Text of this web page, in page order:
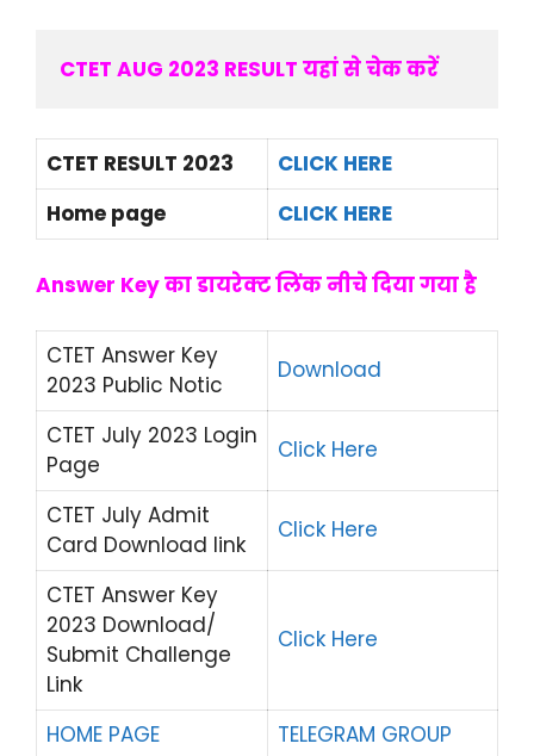
CTET AUG 2023 RESULT यहां से चेक करें
CTET RESULT 2023
CLICK HERE
Home page
CLICK HERE
Answer Key का डायरेक्ट लिंक नीचे दिया गया है
CTET Answer Key
2023 Public Notic
Download
CTET July 2023 Login
Page
Click Here
CTET July Admit
Card Download link
Click Here
CTET Answer Key
2023 Download/
Submit Challenge
Link
Click Here
HOME PAGE TELEGRAM GROUP